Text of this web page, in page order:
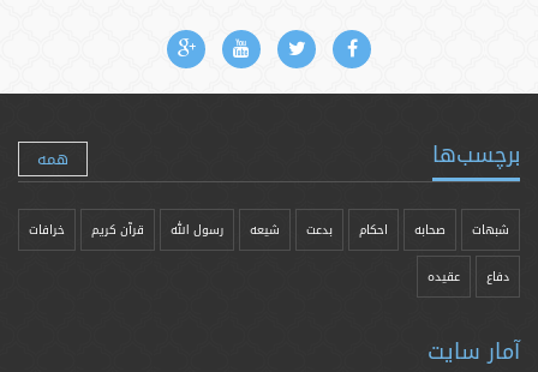
برچسب‌ها همه
شبهات صحابه احکام بدعت شیعه رسول الله قرآن کریم خرافات
دفاع عقیده
آمار سایت